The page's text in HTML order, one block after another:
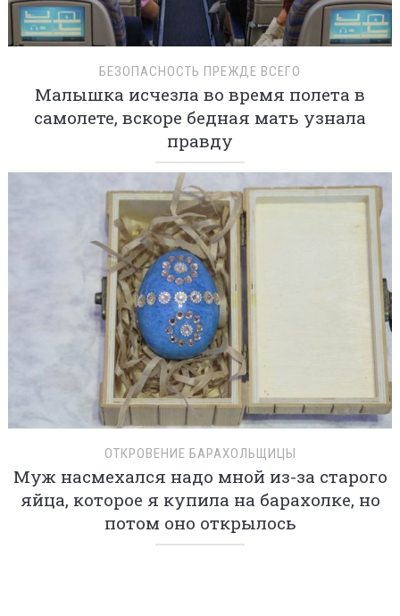
БЕЗОПАСНОСТЬ ПРЕЖДЕ ВСЕГО
Малышка исчезла во время полета в
самолете, вскоре бедная мать узнала
правду
ОТКРОВЕНИЕ БАРАХОЛЬЩИЦЫ
Муж насмехался надо мной из-за старого
яйца, которое я купила на барахолке, но
потом оно открылось